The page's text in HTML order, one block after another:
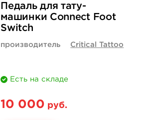
Педаль для тату-
машинки Connect Foot
Switch
производитель Critical Tattoo
Есть на складе
10 000 руб.